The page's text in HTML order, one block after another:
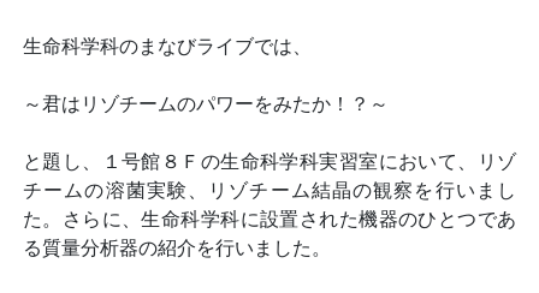
生命科学科のまなびライブでは、
～君はリゾチームのパワーをみたか！？～
と題し、１号館８Ｆの生命科学科実習室において、リゾ
チームの溶菌実験、リゾチーム結晶の観察を行いまし
た。さらに、生命科学科に設置された機器のひとつであ
る質量分析器の紹介を行いました。